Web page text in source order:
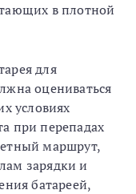
в плотной
для
оцениваться
условиях
при перепадах
маршрут,
зарядки и
батареей,